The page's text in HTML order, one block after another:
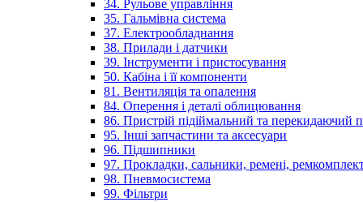
34. Рульове управління
35. Гальмівна система
37. Електрообладнання
38. Прилади і датчики
39. Інструменти і пристосування
50. Кабіна і її компоненти
81. Вентиляція та опалення
84. Оперення і деталі облицювання
86. Пристрій підіймальний та перекидаючий
95. Інші запчастини та аксесуари
96. Підшипники
97. Прокладки, сальники, ремені,
98. Пневмосистема
99. Фільтри